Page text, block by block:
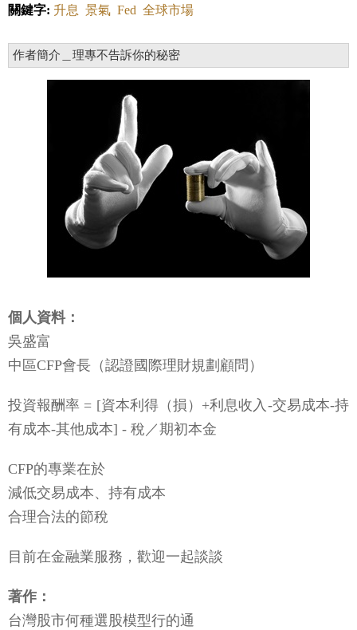
關鍵字: 升息 景氣 Fed 全球市場
作者簡介＿理專不告訴你的秘密
個人資料：
吳盛富
中區CFP會長（認證國際理財規劃顧問）
投資報酬率 = [資本利得（損）+利息收入-交易成本-持
有成本-其他成本] - 稅／期初本金
CFP的專業在於
減低交易成本、持有成本
合理合法的節稅
目前在金融業服務，歡迎一起談談
著作：
台灣股市何種選股模型行的通